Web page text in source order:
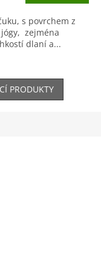
s povrchem z
zejména
dlaní a...
PRODUKTY